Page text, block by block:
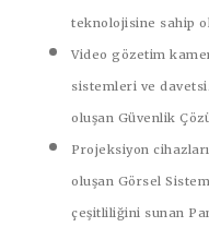
teknolojisine sahip
Video gözetim
sistemleri ve
oluşan Güvenlik
Projeksiyon
oluşan Görsel
çeşitliliğini sunan